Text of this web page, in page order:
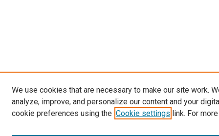
We use cookies that are necessary to make our site work.
analyze, improve, and personalize our content and your
cookie preferences using the Cookie settings link. For